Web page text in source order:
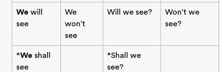
We will
see
We
won't
see
Will we see?
Won't we
see?
*We shall
see
*Shall we
see?